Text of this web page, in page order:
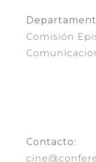
Comisión
Contacto: